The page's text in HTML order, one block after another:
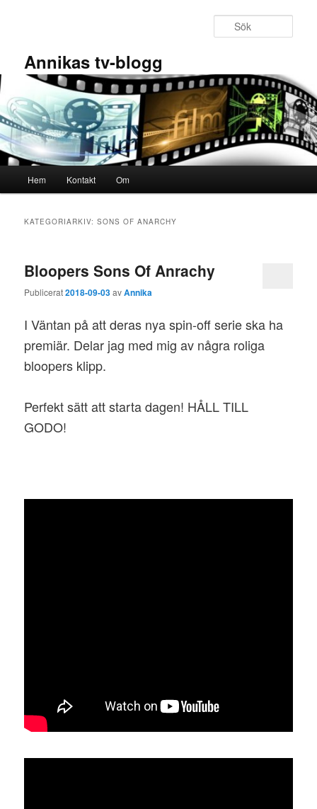
Annikas tv-blogg
Hem Kontakt Om
KATEGORIARKIV:SONS OF ANARCHY
Bloopers Sons Of Anrachy
Publicerat2018-09-03avAnnika
I Väntan på att deras nya spin-off serie ska ha
premiär. Delar jag med mig av några roliga
bloopers klipp.
Perfekt sätt att starta dagen! HÅLL TILL
GODO!